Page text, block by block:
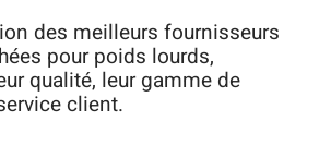
des meilleurs fournisseurs
pour poids lourds,
qualité, leur gamme de
client.